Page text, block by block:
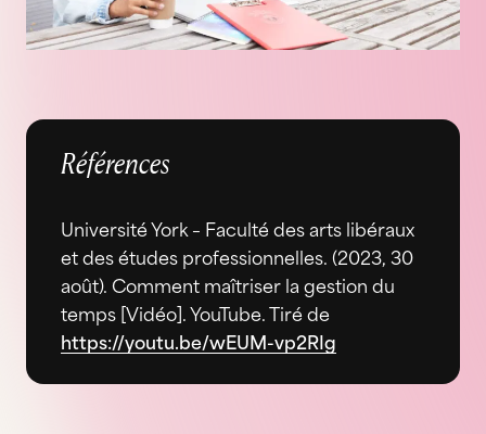
Références
Université York – Faculté des arts libéraux
et des études professionnelles. (2023, 30
août). Comment maîtriser la gestion du
temps [Vidéo]. YouTube. Tiré de
https://youtu.be/wEUM-vp2RIg